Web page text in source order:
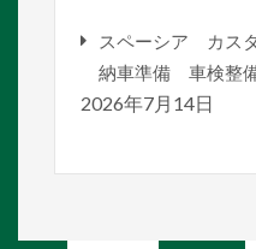
スペーシア カス
納車準備 車検整
2026年7月14日